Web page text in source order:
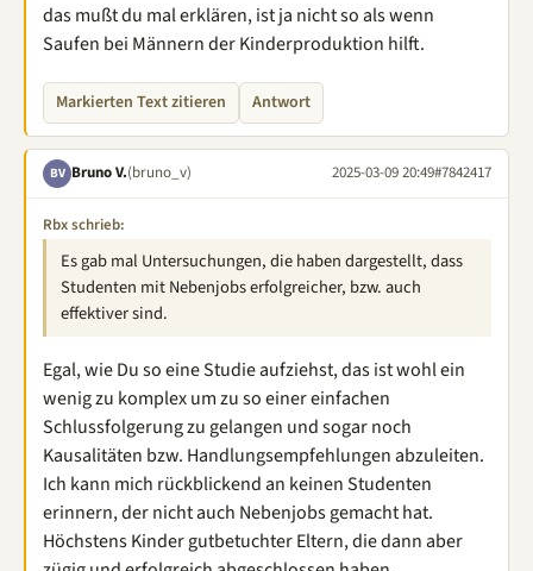
das mußt du mal erklären, ist ja nicht so als wenn
Saufen bei Männern der Kinderproduktion hilft.
Markierten Text zitieren Antwort
BV Bruno V.(bruno_v) 2025-03-09 20:49#7842417
Rbx schrieb:
Es gab mal Untersuchungen, die haben dargestellt, dass
Studenten mit Nebenjobs erfolgreicher, bzw. auch
effektiver sind.
Egal, wie Du so eine Studie aufziehst, das ist wohl ein
wenig zu komplex um zu so einer einfachen
Schlussfolgerung zu gelangen und sogar noch
Kausalitäten bzw. Handlungsempfehlungen abzuleiten.
Ich kann mich rückblickend an keinen Studenten
erinnern, der nicht auch Nebenjobs gemacht hat.
Höchstens Kinder gutbetuchter Eltern, die dann aber